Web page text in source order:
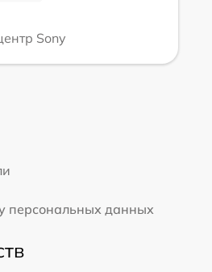
Sony
персональных данных